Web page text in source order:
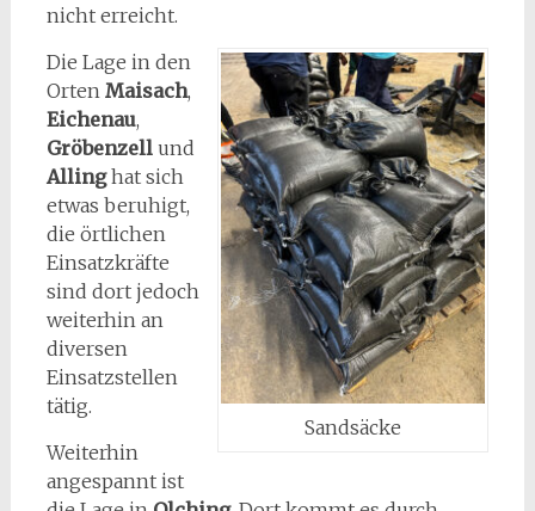
nicht erreicht.
Sandsäcke
Die Lage in den
Orten Maisach,
Eichenau,
Gröbenzellund
Allinghat sich
etwas beruhigt,
die örtlichen
Einsatzkräfte
sind dort jedoch
weiterhin an
diversen
Einsatzstellen
tätig.
Weiterhin
angespannt ist